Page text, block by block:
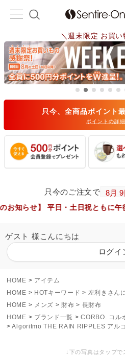
＼週末限定 お買い
只今、全商品ポイント
ポイントの詳
只今のご注文で
日・土日祝ともに午後16時迄の
ゲスト 様こんにちは
ログイ
HOME
アイテム
HOME
HOTキーワード 左利きさん
HOME
メンズ 財布
長財布
HOME
ブランド一覧
CORBO. コル
Algoritmo THE RAIN RIPPLES アル
↓下の写真はタップ